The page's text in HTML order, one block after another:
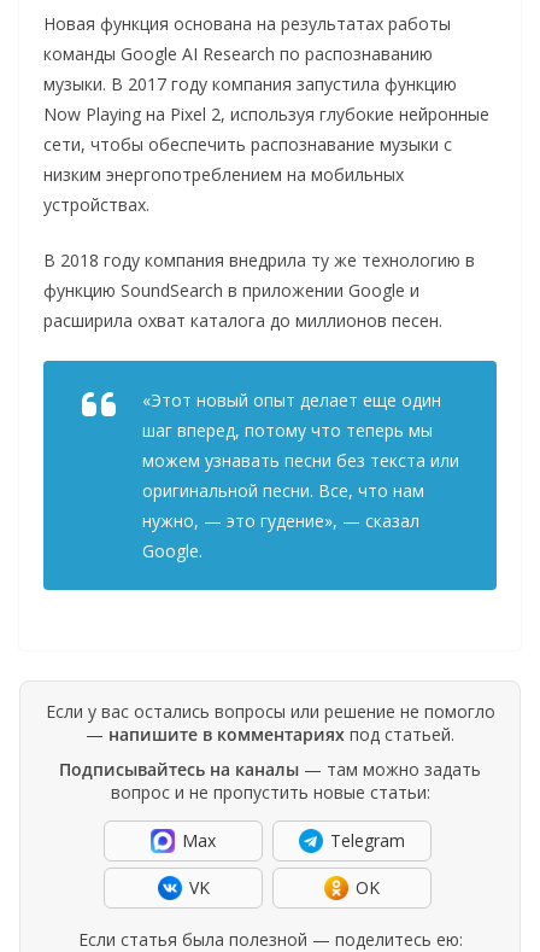
Новая функция основана на результатах работы
команды Google AI Research по распознаванию
музыки. В 2017 году компания запустила функцию
Now Playing на Pixel 2, используя глубокие нейронные
сети, чтобы обеспечить распознавание музыки с
низким энергопотреблением на мобильных
устройствах.
В 2018 году компания внедрила ту же технологию в
функцию SoundSearch в приложении Google и
расширила охват каталога до миллионов песен.
«Этот новый опыт делает еще один
шаг вперед, потому что теперь мы
можем узнавать песни без текста или
оригинальной песни. Все, что нам
нужно, — это гудение», — сказал
Google.
Если у вас остались вопросы или решение не помогло
— напишите в комментариях под статьей.
Подписывайтесь на каналы — там можно задать
вопрос и не пропустить новые статьи:
Max Telegram
VK OK
Если статья была полезной — поделитесь ею: